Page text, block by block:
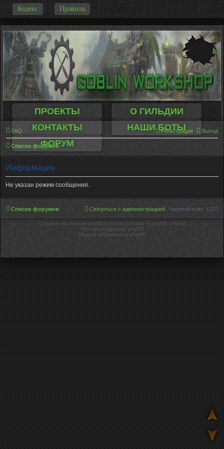
Кодекс Правила
ПРОЕКТЫ
О ГИЛЬДИИ
КОНТАКТЫ
НАШИ БОТЫ
ФОРУМ
FAQ Выход
Регистрация
Список форумов
Информация
Не указан режим сообщения.
Список форумов Часовой пояс: UTC
Связаться с администрацией
Создано на основе phpBB® Forum Software © phpBB Limited
Русская поддержка phpBB
Моды и расширения phpBB